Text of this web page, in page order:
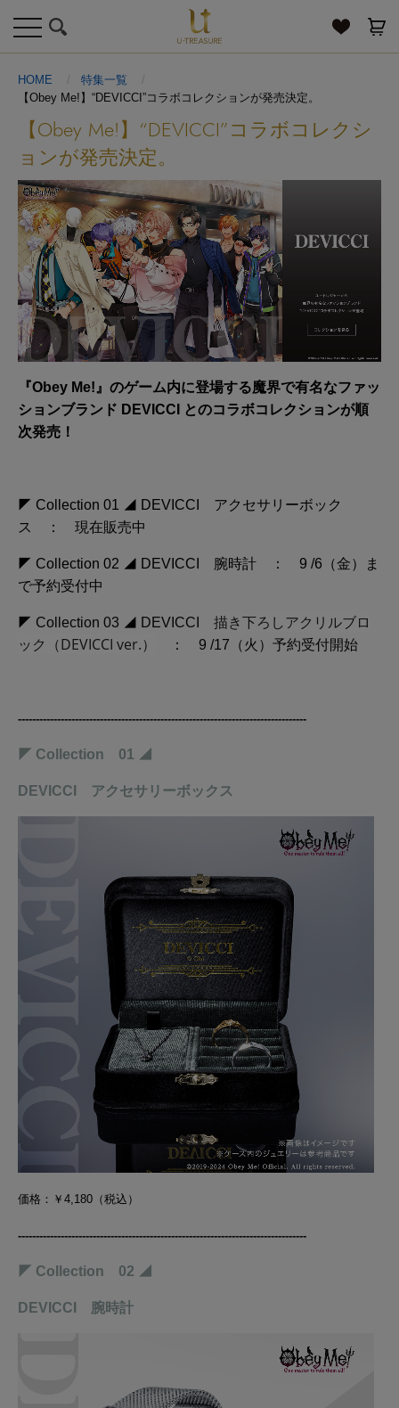
toggle
navigation
HOME
特集一覧
【Obey Me!】“DEVICCI”コラボコレクションが発売決定。
【Obey Me!】“DEVICCI”コラボコレクシ
ョンが発売決定。
『Obey Me!』のゲーム内に登場する魔界で有名なファッ
ションブランド DEVICCI とのコラボコレクションが順
次発売！
◤ Collection 01 ◢ DEVICCI アクセサリーボック
ス ： 現在販売中
◤ Collection 02 ◢ DEVICCI 腕時計 ： 9 /6（金）ま
で予約受付中
◤ Collection 03 ◢ DEVICCI 描き下ろしアクリルブロ
ック（DEVICCI ver.）
： 9 /17（火）予約受付開始
---------------------------------------------------------------------------------
◤ Collection 01 ◢
DEVICCI アクセサリーボックス
価格：￥4,180（税込）
---------------------------------------------------------------------------------
◤ Collection 02 ◢
DEVICCI 腕時計